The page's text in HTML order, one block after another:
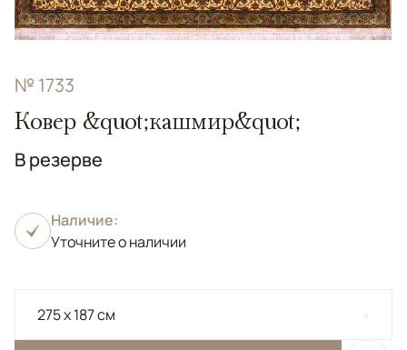
№ 1733
Ковер &quot;кашмир&quot;
В резерве
Наличие:
Уточните о наличии
275 x 187 см